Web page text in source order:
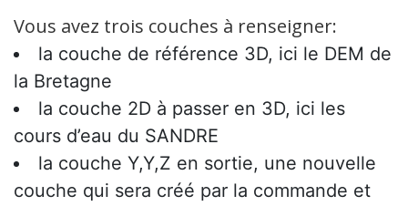
Vous avez trois couches à renseigner:
la couche de référence 3D, ici le DEM de
la Bretagne
la couche 2D à passer en 3D, ici les
cours d’eau du SANDRE
la couche Y,Y,Z en sortie, une nouvelle
couche qui sera créé par la commande et